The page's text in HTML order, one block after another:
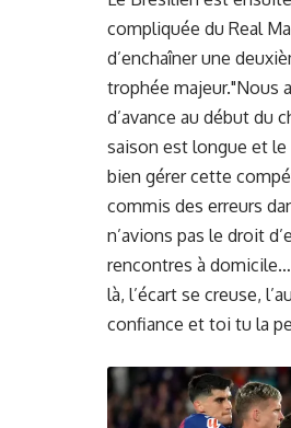
compliquée du Real
d’enchaîner une
trophée majeur."Nous
d’avance au début du
saison est longue et le
bien gérer cette
commis des erreurs
n’avions pas le droit
rencontres à
là, l’écart se creuse,
confiance et toi tu la